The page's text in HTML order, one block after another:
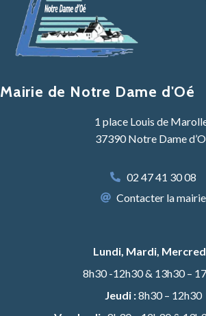
Mairie de Notre Dame d'Oé
1 place Louis de
37390 Notre Dame
02 47 41 30 08
Contacter la mairie
Lundi, Mardi,
8h30 -12h30 & 13h30 –
Jeudi :8h30 – 12h30